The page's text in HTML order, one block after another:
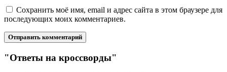
Сохранить моё имя, email и адрес сайта в этом браузере для
последующих моих комментариев.
"Ответы на кроссворды"